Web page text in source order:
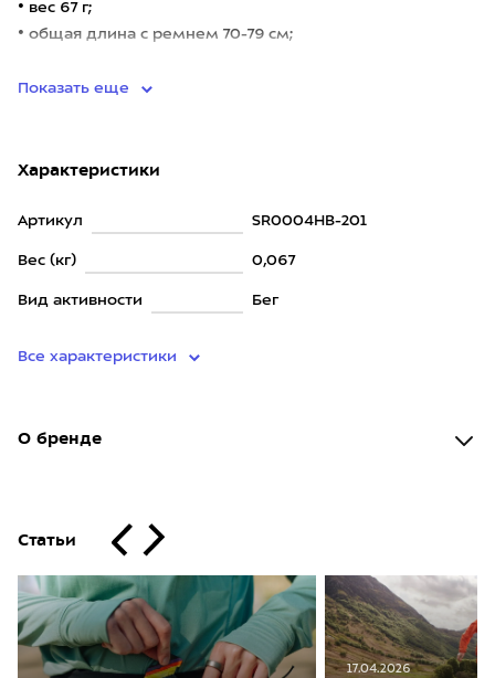
• вес 67 г;
• общая длина с ремнем 70-79 см;
Показать еще
Характеристики
Артикул SR0004HB-201
Вес (кг) 0,067
Вид активности Бег
Все характеристики
О бренде
Статьи
17.04.2026